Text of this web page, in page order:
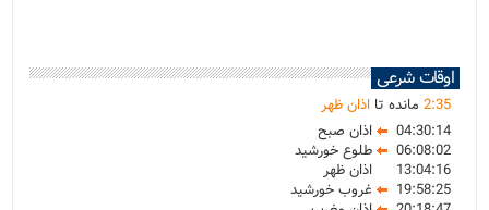
اوقات شرعی
2:35 مانده تااذان ظهر
04:30:14
اذان صبح
06:08:02
طلوع خورشید
13:04:16
اذان ظهر
19:58:25
غروب خورشید